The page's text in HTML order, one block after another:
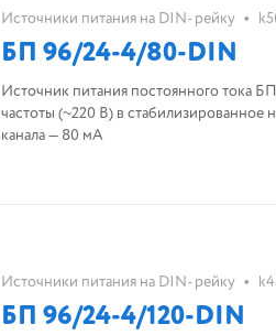
Источники питания на DIN- рейку •
БП 96/24-4/80-DIN
Источник питания постоянного тока
частоты (~220 В) в стабилизированное
канала — 80 мА
Источники питания на DIN- рейку •
БП 96/24-4/120-DIN